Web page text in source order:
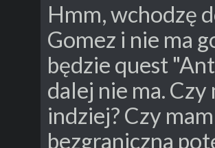
Hmm, wchodzę
Gomez i nie ma
będzie quest
dalej nie ma.
indziej? Czy
bezgraniczna